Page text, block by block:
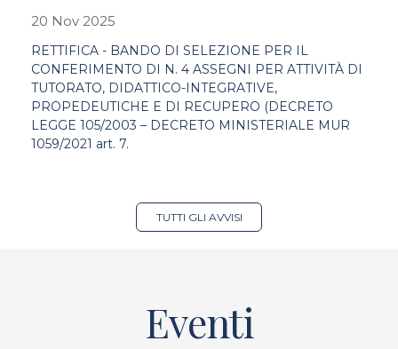
20 Nov 2025
RETTIFICA - BANDO DI SELEZIONE PER IL
CONFERIMENTO DI N. 4 ASSEGNI PER ATTIVITÀ DI
TUTORATO, DIDATTICO-INTEGRATIVE,
PROPEDEUTICHE E DI RECUPERO (DECRETO
LEGGE 105/2003 – DECRETO MINISTERIALE MUR
1059/2021 art. 7.
TUTTI GLI AVVISI
Eventi